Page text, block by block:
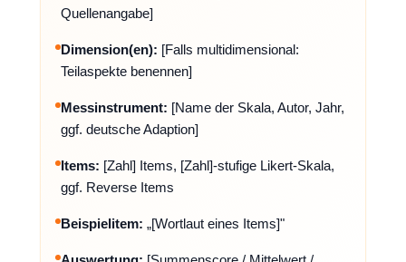
Quellenangabe]
Dimension(en): [Falls multidimensional:
Teilaspekte benennen]
Messinstrument: [Name der Skala, Autor, Jahr,
ggf. deutsche Adaption]
Items: [Zahl] Items, [Zahl]-stufige Likert-Skala,
ggf. Reverse Items
Beispielitem: „[Wortlaut eines Items]"